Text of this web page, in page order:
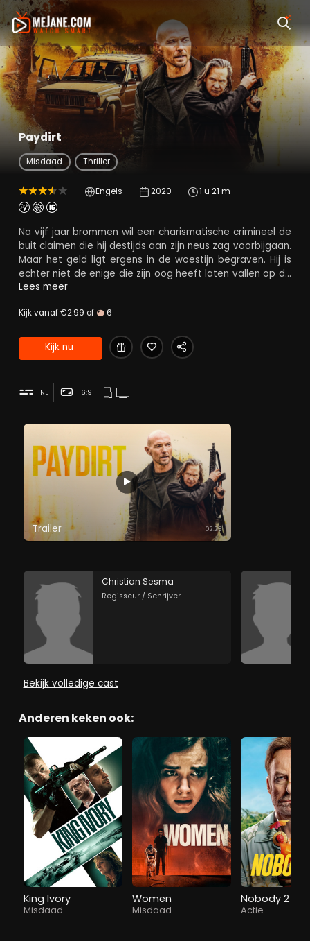
Paydirt
Misdaad Thriller
Engels 2020 1 u 21 m
Na vijf jaar brommen wil een charismatische crimineel de
buit claimen die hij destijds aan zijn neus zag voorbijgaan.
Maar het geld ligt ergens in de woestijn begraven. Hij is
echter niet de enige die zijn oog heeft laten vallen op de
gigantische stapel geld. En dan is er ook nog Sheriff
Lees meer
Kijk vanaf €2.99 of 6
Kijk nu
NL 16:9
Trailer 02:23
Christian Sesma
Regisseur / Schrijver
Bekijk volledige cast
Anderen keken ook:
King Ivory
Misdaad
Women
Misdaad
Nobody 2
Actie